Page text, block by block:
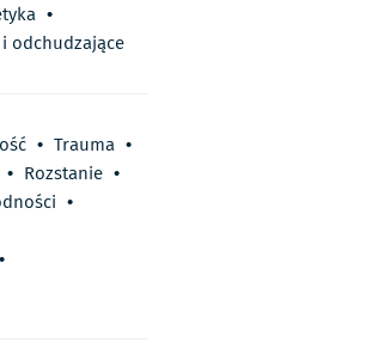
•
odchudzające
• Trauma •
• Rozstanie •
•
•